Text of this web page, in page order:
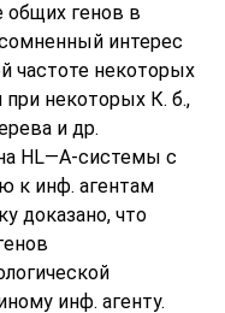
общих генов в
интерес
частоте некоторых
некоторых К. б.,
и др.
HL—A-системы с
к инф. агентам
доказано, что
инф. агенту.